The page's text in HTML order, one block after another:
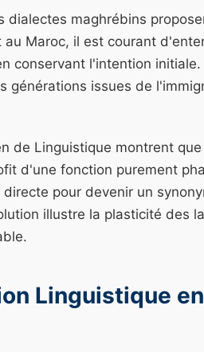
dialectes maghrébins
au Maroc, il est courant
conservant l'intention
générations issues de
de Linguistique montrent
d'une fonction purement
pour devenir un
illustre la plasticité des
Linguistique